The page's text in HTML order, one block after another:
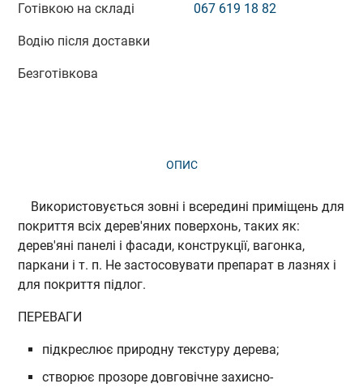
Готівкою на складі
Водію після доставки
Безготівкова
067 619 18 82
ОПИС
ВІДГУКИ (0)
Використовується зовні і всередині приміщень для
покриття всіх дерев'яних поверхонь, таких як:
дерев'яні панелі і фасади, конструкції, вагонка,
паркани і т. п. Не застосовувати препарат в лазнях і
для покриття підлог.
ПЕРЕВАГИ
підкреслює природну текстуру дерева;
створює прозоре довговічне захисно-